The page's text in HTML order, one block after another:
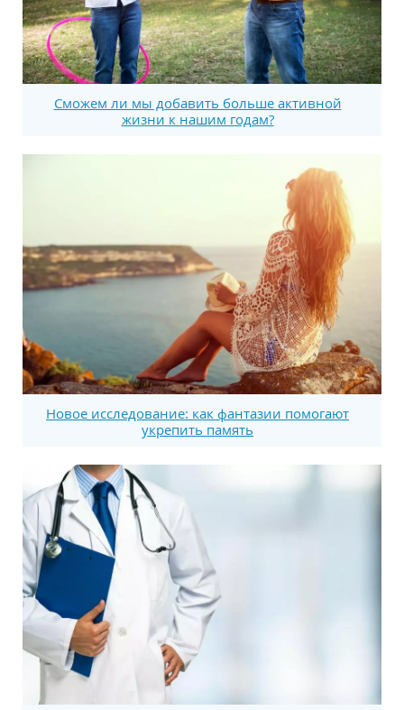
Сможем ли мы добавить больше активной
жизни к нашим годам?
Новое исследование: как фантазии помогают
укрепить память